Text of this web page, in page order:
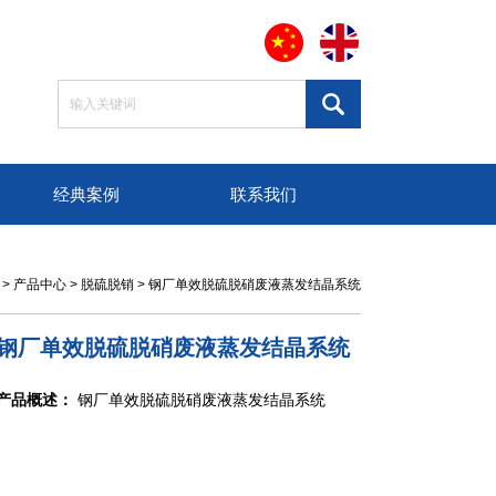
经典案例 联系我们
> 产品中心 > 脱硫脱销 > 钢厂单效脱硫脱硝废液蒸发结晶系统
厂单效脱硫脱硝废液蒸发结晶系统
品概述： 钢厂单效脱硫脱硝废液蒸发结晶系统